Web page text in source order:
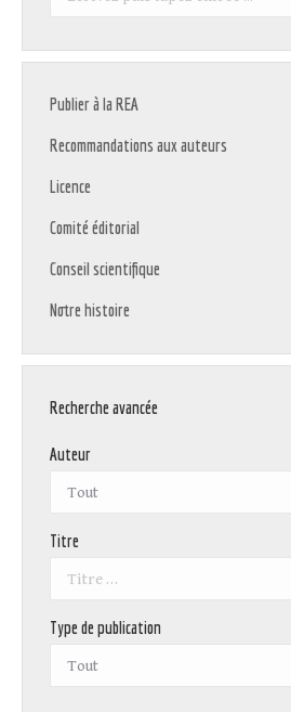
Publier à la REA
Recommandations aux auteurs
Licence
Comité éditorial
Conseil scientifique
Notre histoire
Recherche avancée
Auteur
Titre
Type de publication